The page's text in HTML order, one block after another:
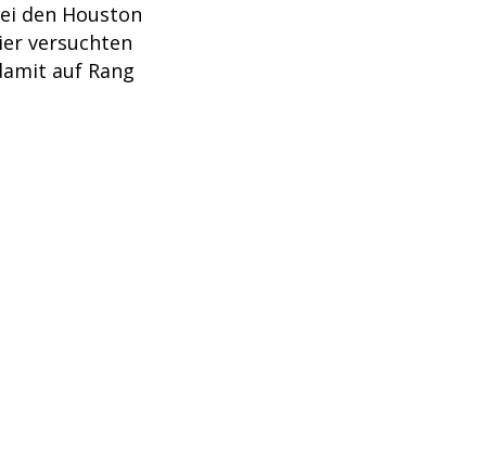
den Houston
versuchten
auf Rang